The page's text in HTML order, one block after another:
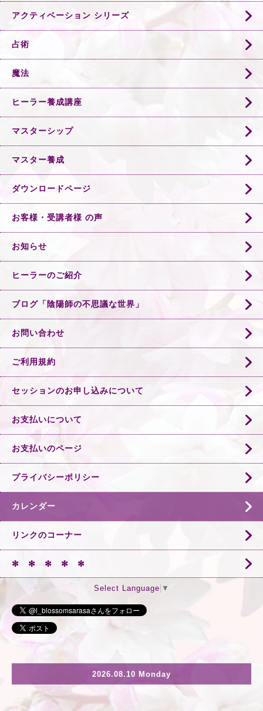
アクティベーション シリーズ
占術
魔法
ヒーラー養成講座
マスターシップ
マスター養成
ダウンロードページ
お客様・受講者様 の声
お知らせ
ヒーラーのご紹介
ブログ「陰陽師の不思議な世界」
お問い合わせ
ご利用規約
セッションのお申し込みについて
お支払いについて
お支払いのページ
プライバシーポリシー
カレンダー
リンクのコーナー
✻ ✻ ✻ ✻ ✻
Select Language ▼
2026.08.10 Monday